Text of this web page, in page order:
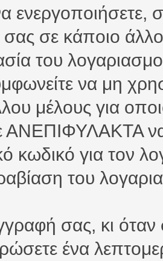
σε κάποιο
του
να μη
μέλους για
ΑΝΕΠΙΦΥΛΑΚΤΑ
κωδικό για τον
του
σας, κι
ένα